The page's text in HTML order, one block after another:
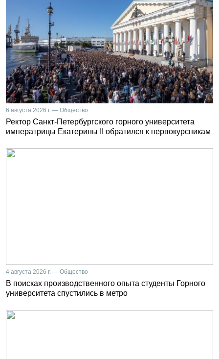
6 августа 2026 г. — Общество
Ректор Санкт-Петербургского горного университета
императрицы Екатерины II обратился к первокурсникам
4 августа 2026 г. — Общество
В поисках производственного опыта студенты Горного
университета спустились в метро